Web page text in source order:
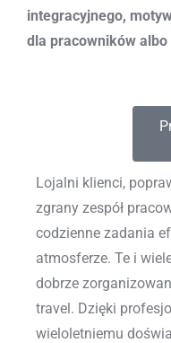
integracyjnego,
dla pracowników
Lojalni klienci,
zgrany zespół
codzienne zadania
atmosferze. Te i
dobrze
travel. Dzięki
wieloletniemu